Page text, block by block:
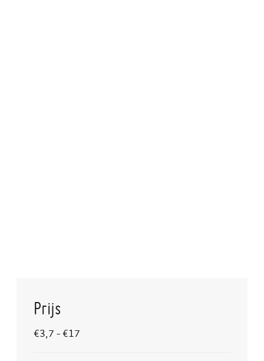
Prijs
€3,7 -€17